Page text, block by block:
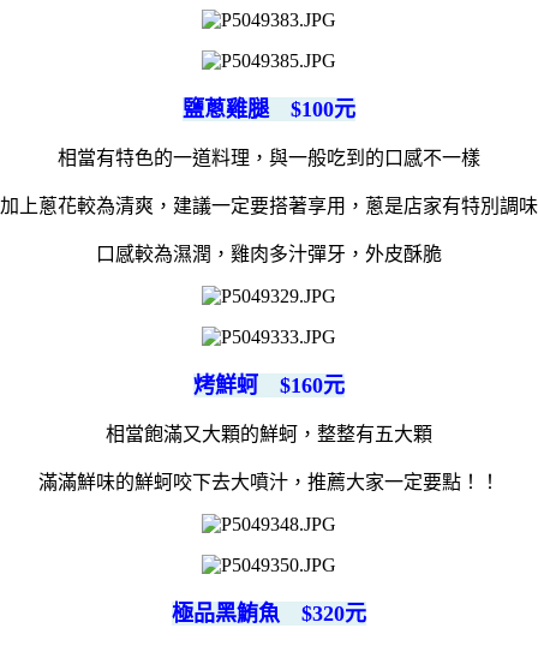
鹽蔥雞腿 $100元
相當有特色的一道料理，與一般吃到的口感不一樣
上蔥花較為清爽，建議一定要搭著享用，蔥是店家有特別調
口感較為濕潤，雞肉多汁彈牙，外皮酥脆
烤鮮蚵 $160元
相當飽滿又大顆的鮮蚵，整整有五大顆
滿滿鮮味的鮮蚵咬下去大噴汁，推薦大家一定要點！！
極品黑鮪魚 $320元